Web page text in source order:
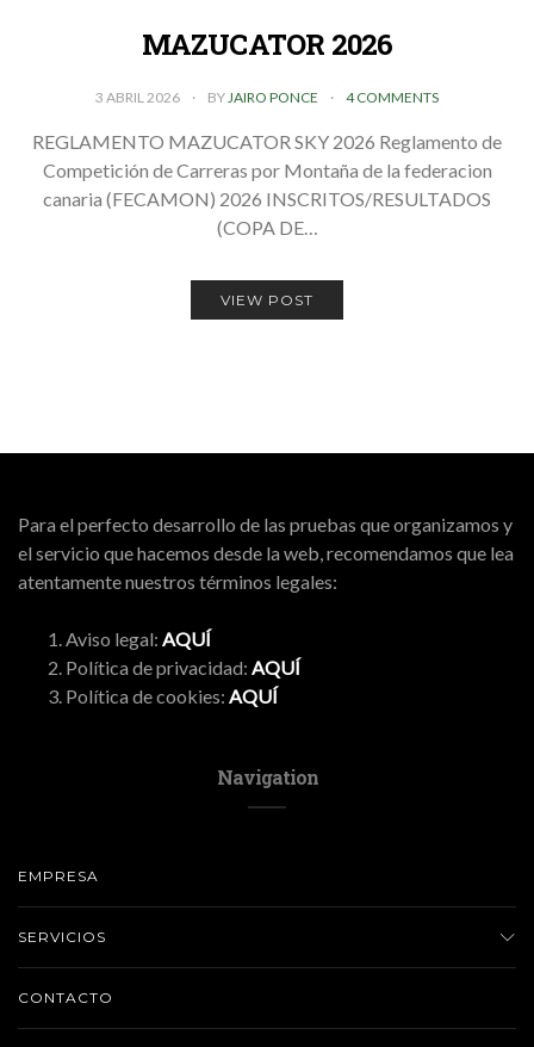
MAZUCATOR 2026
3 ABRIL 2026 BY JAIRO PONCE 4 COMMENTS
REGLAMENTO MAZUCATOR SKY 2026 Reglamento de
Competición de Carreras por Montaña de la federacion
canaria (FECAMON) 2026 INSCRITOS/RESULTADOS
(COPA DE…
VIEW POST
Para el perfecto desarrollo de las pruebas que organizamos y
el servicio que hacemos desde la web, recomendamos que lea
atentamente nuestros términos legales:
Aviso legal: AQUÍ
Política de privacidad: AQUÍ
Política de cookies: AQUÍ
Navigation
EMPRESA
SERVICIOS
CONTACTO